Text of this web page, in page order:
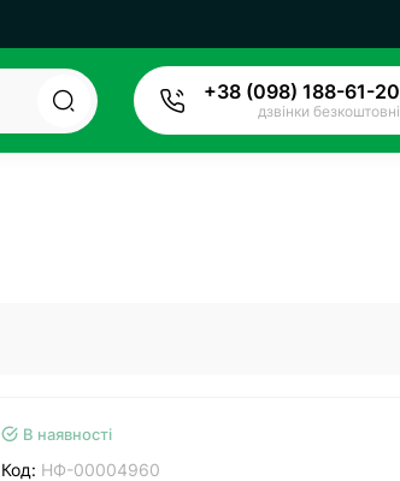
+38 (098) 188-61-20
дзвінки безкоштовні
В наявності
Код: НФ-00004960